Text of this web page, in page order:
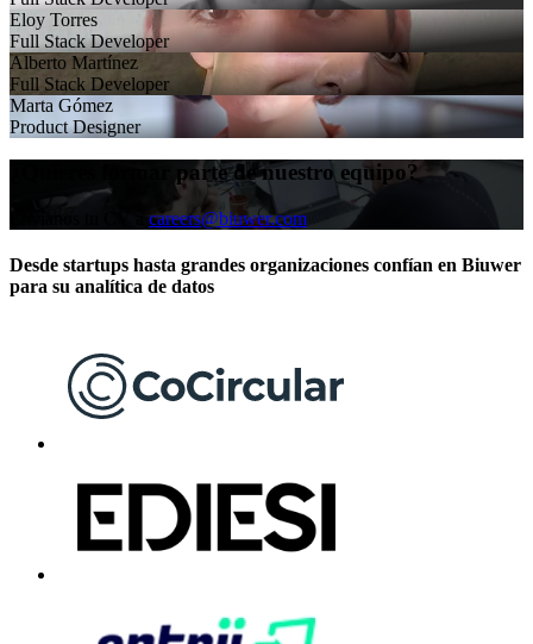
Eloy Torres
Full Stack Developer
Alberto Martínez
Full Stack Developer
Marta Gómez
Product Designer
¿Quieres formar parte de nuestro equipo?
careers@biuwer.com
Desde startups hasta grandes organizaciones confían en Biuwer
para su analítica de datos